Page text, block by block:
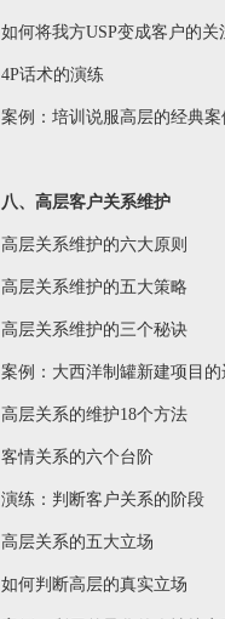
如何将我方USP变成客户的关
4P话术的演练
案例：培训说服高层的经典案
八、高层客户关系维护
高层关系维护的六大原则
高层关系维护的五大策略
高层关系维护的三个秘诀
案例：大西洋制罐新建项目的
高层关系的维护18个方法
客情关系的六个台阶
演练：判断客户关系的阶段
高层关系的五大立场
如何判断高层的真实立场